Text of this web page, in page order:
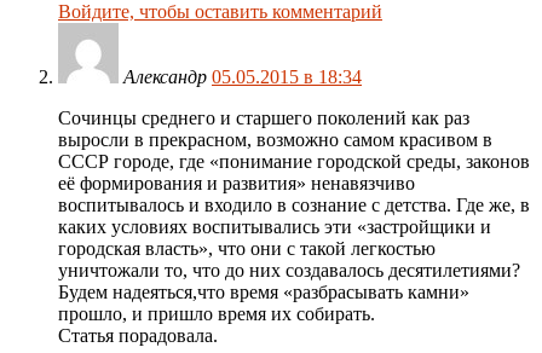
Войдите, чтобы оставить комментарий
Александр 05.05.2015 в 18:34
Сочинцы среднего и старшего поколений как раз
выросли в прекрасном, возможно самом красивом в
СССР городе, где «понимание городской среды, законов
её формирования и развития» ненавязчиво
воспитывалось и входило в сознание с детства. Где же, в
каких условиях воспитывались эти «застройщики и
городская власть», что они с такой легкостью
уничтожали то, что до них создавалось десятилетиями?
Будем надеяться,что время «разбрасывать камни»
прошло, и пришло время их собирать.
Статья порадовала.